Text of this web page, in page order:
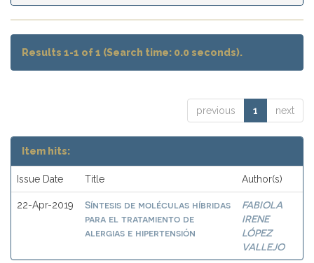
Results 1-1 of 1 (Search time: 0.0 seconds).
previous 1 next
Item hits:
Issue Date Title Author(s)
22-Apr-2019
Síntesis de moléculas híbridas
para el tratamiento de
alergias e hipertensión
FABIOLA
IRENE
LÓPEZ
VALLEJO